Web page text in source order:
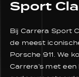
Sport
Bij Carrera Sport
de meest
Porsche 911. We
Carrera's met een